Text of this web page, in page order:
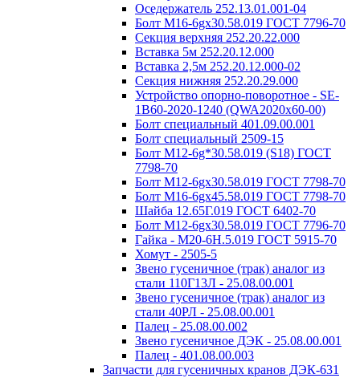
Оседержатель 252.13.01.001-04
Болт М16-6gх30.58.019 ГОСТ 7796-70
Секция верхняя 252.20.22.000
Вставка 5м 252.20.12.000
Вставка 2,5м 252.20.12.000-02
Cекция нижняя 252.20.29.000
Устройство опорно-поворотное - SE-
1B60-2020-1240 (QWA2020x60-00)
Болт специальный 401.09.00.001
Болт специальный 2509-15
Болт М12-6g*30.58.019 (S18) ГОСТ
7798-70
Болт М12-6gх30.58.019 ГОСТ 7798-70
Болт М16-6gх45.58.019 ГОСТ 7798-70
Шайба 12.65Г.019 ГОСТ 6402-70
Болт М12-6gх30.58.019 ГОСТ 7796-70
Гайка - М20-6Н.5.019 ГОСТ 5915-70
Хомут - 2505-5
Звено гусеничное (трак) аналог из
стали 110Г13Л - 25.08.00.001
Звено гусеничное (трак) аналог из
стали 40РЛ - 25.08.00.001
Палец - 25.08.00.002
Звено гусеничное ДЭК - 25.08.00.001
Палец - 401.08.00.003
Запчасти для гусеничных кранов ДЭК-631